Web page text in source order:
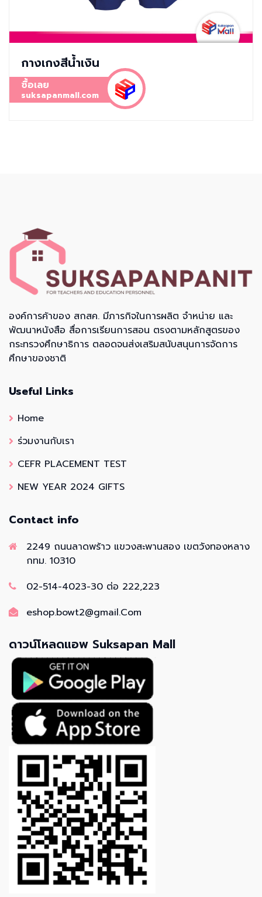
กางเกงสีน้ำเงิน
ซื้อเลย
suksapanmall.com
องค์การค้าของ สกสค. มีภารกิจในการผลิต จำหน่าย และ
พัฒนาหนังสือ สื่อการเรียนการสอน ตรงตามหลักสูตรของ
กระทรวงศึกษาธิการ ตลอดจนส่งเสริมสนับสนุนการจัดการ
ศึกษาของชาติ
Useful Links
Home
ร่วมงานกับเรา
CEFR PLACEMENT TEST
NEW YEAR 2024 GIFTS
Contact info
2249 ถนนลาดพร้าว แขวงสะพานสอง เขตวังทองหลาง
กทม. 10310
02-514-4023-30 ต่อ 222,223
eshop.bowt2@gmail.Com
ดาวน์โหลดแอพ Suksapan Mall